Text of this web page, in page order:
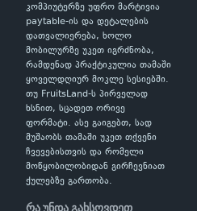
კომპიუტერზე უფრო მარტივია
paytable-ის და დეტალების
დათვალიერება, ხოლო
მობილურზე უკეთ იგრძნობა,
რამდენად პრაქტიკულია თამაში
ყოველდღიურ მოკლე სესიებში.
თუ FruitsLand-ს პირველად
ხსნით, სცადეთ ორივე
ფორმატი. ასე გაიგებთ, სად
მუშაობს თამაში უკეთ თქვენი
ჩვევებისთვის და რომელი
მოწყობილობიდან გირჩევნიათ
ქულებზე გართობა.